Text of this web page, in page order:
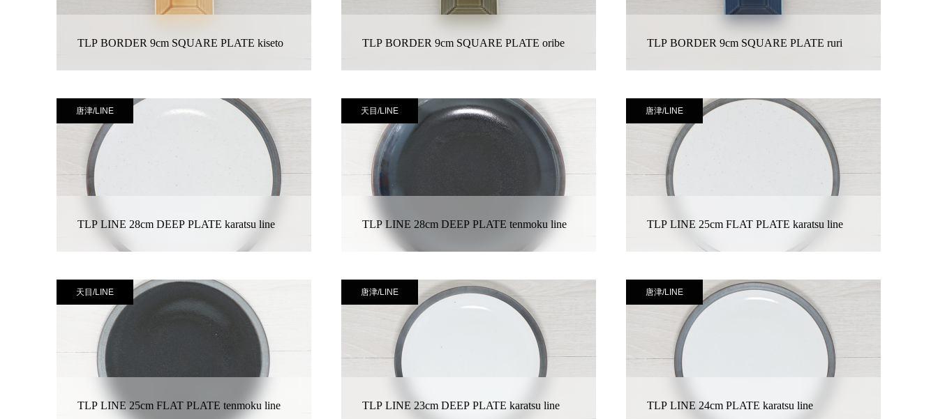
TLP BORDER 9cm SQUARE PLATE kiseto TLP BORDER 9cm SQUARE PLATE oribe TLP BORDER 9cm SQUARE PLATE ruri
唐津/LINE
TLP LINE 28cm DEEP PLATE karatsu line
天目/LINE
TLP LINE 28cm DEEP PLATE tenmoku line
唐津/LINE
TLP LINE 25cm FLAT PLATE karatsu line
天目/LINE
TLP LINE 25cm FLAT PLATE tenmoku line
唐津/LINE
TLP LINE 23cm DEEP PLATE karatsu line
唐津/LINE
TLP LINE 24cm PLATE karatsu line